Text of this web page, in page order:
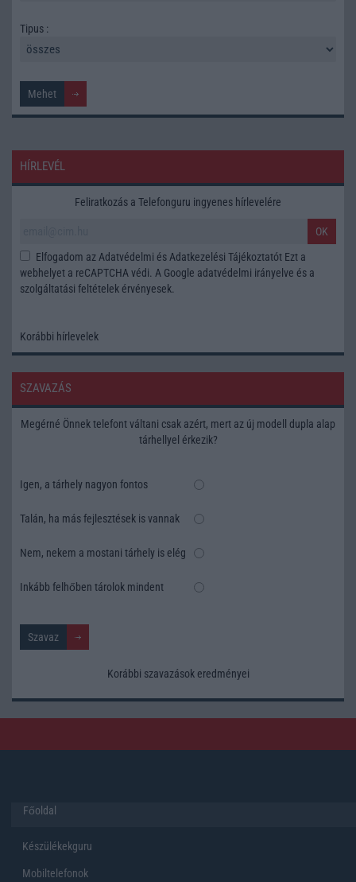
Tipus :
HÍRLEVÉL
Feliratkozás a Telefonguru ingyenes hírlevelére
OK
Elfogadom az Adatvédelmi és Adatkezelési Tájékoztatót Ezt a
webhelyet a reCAPTCHA védi. A Google adatvédelmi irányelve és a
szolgáltatási feltételek érvényesek.
Korábbi hírlevelek
SZAVAZÁS
Megérné Önnek telefont váltani csak azért, mert az új modell dupla alap
tárhellyel érkezik?
Igen, a tárhely nagyon fontos
Talán, ha más fejlesztések is vannak
Nem, nekem a mostani tárhely is elég
Inkább felhőben tárolok mindent
Korábbi szavazások eredményei
Főoldal
Készülékekguru
Mobiltelefonok